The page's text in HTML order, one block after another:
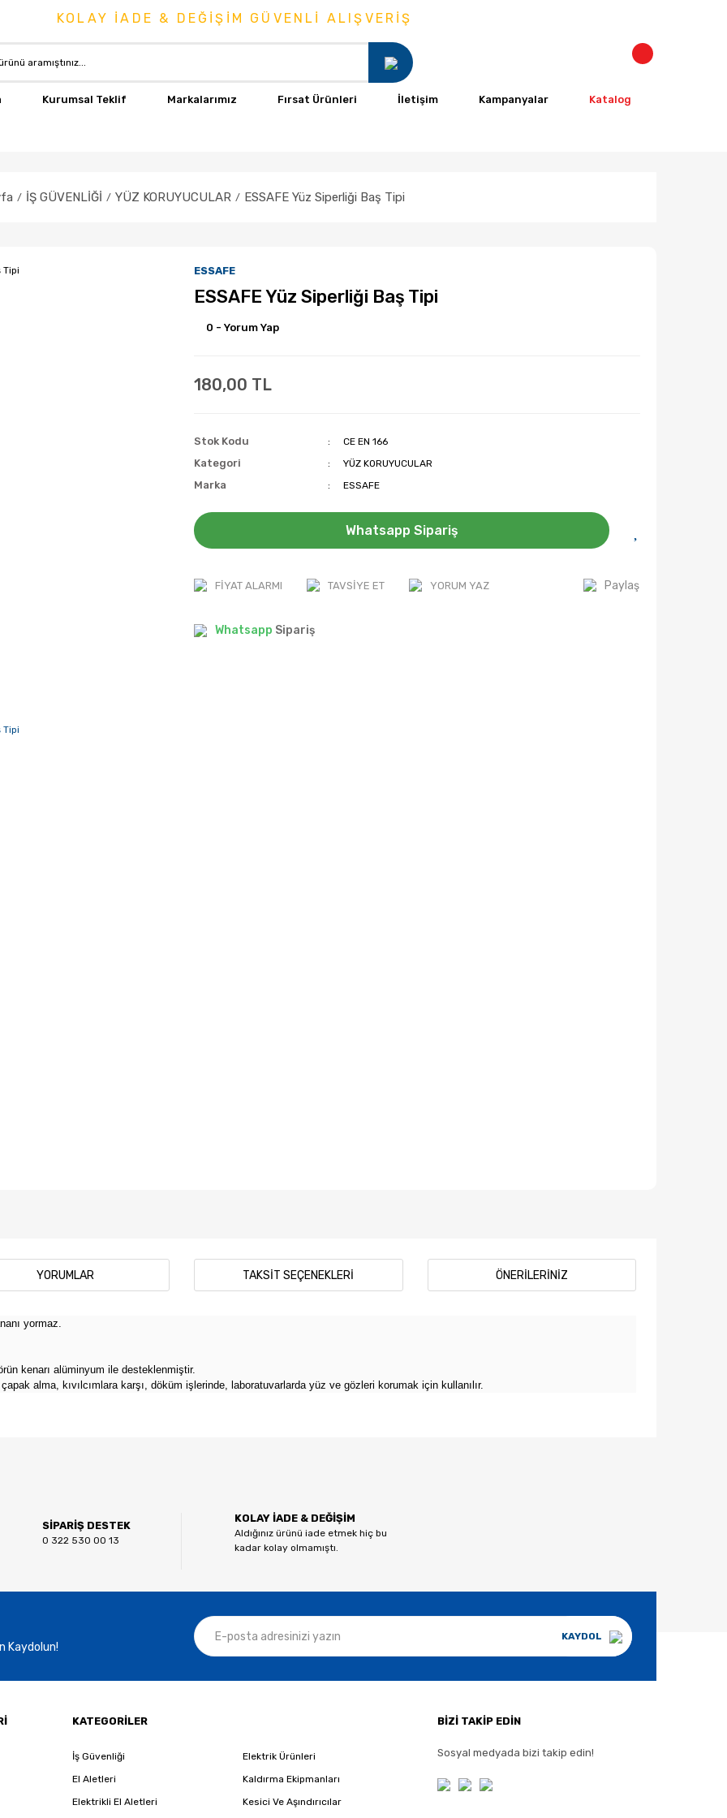
KOLAY İADE & DEĞİŞİM GÜVENLİ ALIŞVERİŞ
Kurumsal Teklif Markalarımız Fırsat Ürünleri İletişim Kampanyalar Katalog
İŞ GÜVENLİĞİ YÜZ KORUYUCULAR ESSAFE Yüz Siperliği Baş Tipi
ESSAFE
ESSAFE Yüz Siperliği Baş Tipi
0 - Yorum Yap
180,00 TL
Stok Kodu CE EN 166
Kategori YÜZ KORUYUCULAR
Marka ESSAFE
Whatsapp Sipariş
FIYAT ALARMI TAVSIYE ET YORUM YAZ Paylaş
Whatsapp Sipariş
YORUMLAR TAKSIT SEÇENEKLERI ÖNERILERINIZ
yormaz.
kenarı alüminyum ile desteklenmiştir.
alma, kıvılcımlara karşı, döküm işlerinde, laboratuvarlarda yüz ve gözleri korumak için kullanılır.
SİPARİŞ DESTEK
0 322 530 00 13
KOLAY İADE & DEĞİŞİM
Aldığınız ürünü iade etmek hiç bu
kadar kolay olmamıştı.
Kaydolun!
KAYDOL
KATEGORİLER
İş Güvenliği
Elektrik Ürünleri
El Aletleri
Kaldırma Ekipmanları
Elektrikli El Aletleri
Kesici Ve Aşındırıcılar
BİZİ TAKİP EDİN
Sosyal medyada bizi takip edin!